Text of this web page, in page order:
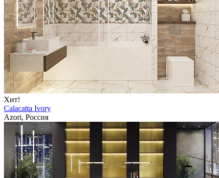
Хит!
Calacatta Ivory
Azori, Россия